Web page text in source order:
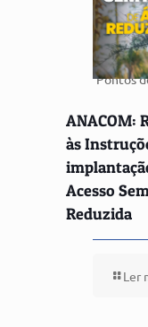
ANACOM:
às
Acesso
Reduzida
Ler